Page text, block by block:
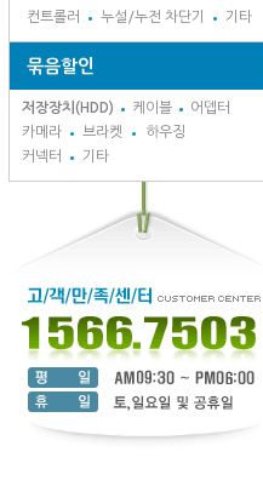
컨트롤러
누설/누전 차단기 기타
묶음할인
저장장치(HDD) 케이블
어뎁터
카메라
브라켓
하우징
커넥터
기타